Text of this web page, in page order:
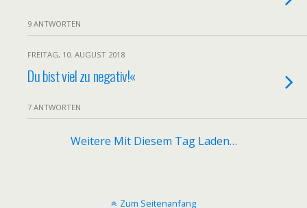
9 ANTWORTEN
FREITAG, 10. AUGUST 2018
Du bist viel zu negativ!«
7 ANTWORTEN
Weitere Mit Diesem Tag Laden…
Zum Seitenanfang